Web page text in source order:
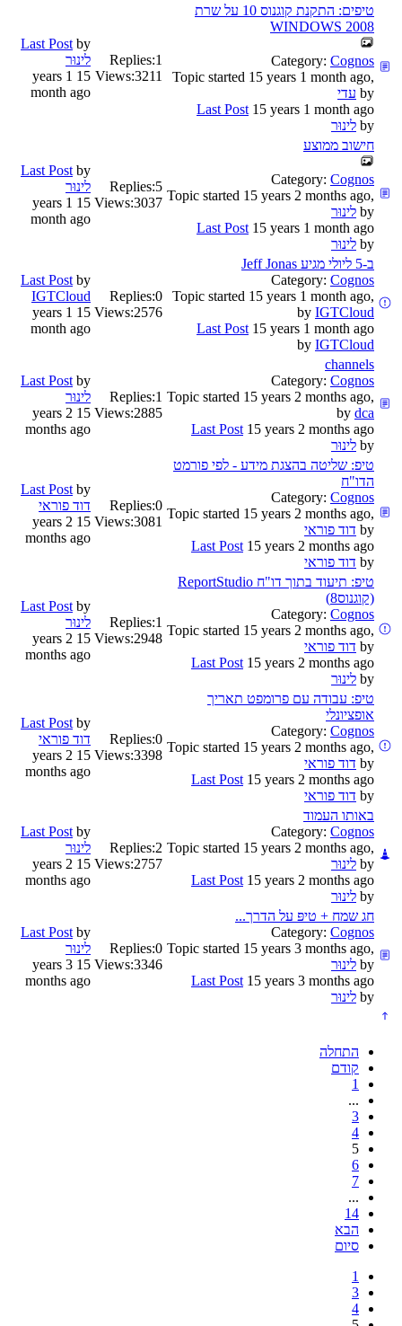
טיפים: התקנת קוגנוס 10 על שרת
WINDOWS 2008
Category: Cognos
Topic started 15 years 1 month ago,
by עדי
Last Post 15 years 1 month ago
by לינוּר
Replies:1
Views:3211
Last Post by
לינוּר
15 years 1
month ago
חישוב ממוצע
Category: Cognos
Topic started 15 years 2 months ago,
by לינוּר
Last Post 15 years 1 month ago
by לינוּר
Replies:5
Views:3037
Last Post by
לינוּר
15 years 1
month ago
ב-5 ליולי מגיע Jeff Jonas
Category: Cognos
Topic started 15 years 1 month ago,
by IGTCloud
Last Post 15 years 1 month ago
by IGTCloud
Replies:0
Views:2576
Last Post by
IGTCloud
15 years 1
month ago
channels
Category: Cognos
Topic started 15 years 2 months ago,
by dca
Last Post 15 years 2 months ago
by לינוּר
Replies:1
Views:2885
Last Post by
לינוּר
15 years 2
months ago
טיפ: שליטה בהצגת מידע - לפי פורמט
הדו"ח
Category: Cognos
Topic started 15 years 2 months ago,
by דוד פוראי
Last Post 15 years 2 months ago
by דוד פוראי
Replies:0
Views:3081
Last Post by
דוד פוראי
15 years 2
months ago
טיפ: תיעוד בתוך דו"ח ReportStudio
(קוגנוס8)
Category: Cognos
Topic started 15 years 2 months ago,
by דוד פוראי
Last Post 15 years 2 months ago
by לינוּר
Replies:1
Views:2948
Last Post by
לינוּר
15 years 2
months ago
טיפ: עבודה עם פרומפט תאריך
אופציונלי
Category: Cognos
Topic started 15 years 2 months ago,
by דוד פוראי
Last Post 15 years 2 months ago
by דוד פוראי
Replies:0
Views:3398
Last Post by
דוד פוראי
15 years 2
months ago
באותו העמוד
Category: Cognos
Topic started 15 years 2 months ago,
by לינוּר
Last Post 15 years 2 months ago
by לינוּר
Replies:2
Views:2757
Last Post by
לינוּר
15 years 2
months ago
חג שמח + טיפּ על הדרך...
Category: Cognos
Topic started 15 years 3 months ago,
by לינוּר
Last Post 15 years 3 months ago
by לינוּר
Replies:0
Views:3346
Last Post by
לינוּר
15 years 3
months ago
התחלה
קודם
1
...
3
4
5
6
7
...
14
הבא
סיום
1
3
4